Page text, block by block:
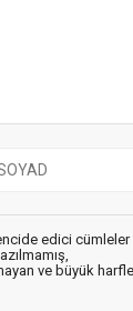
edici cümleler
ve büyük